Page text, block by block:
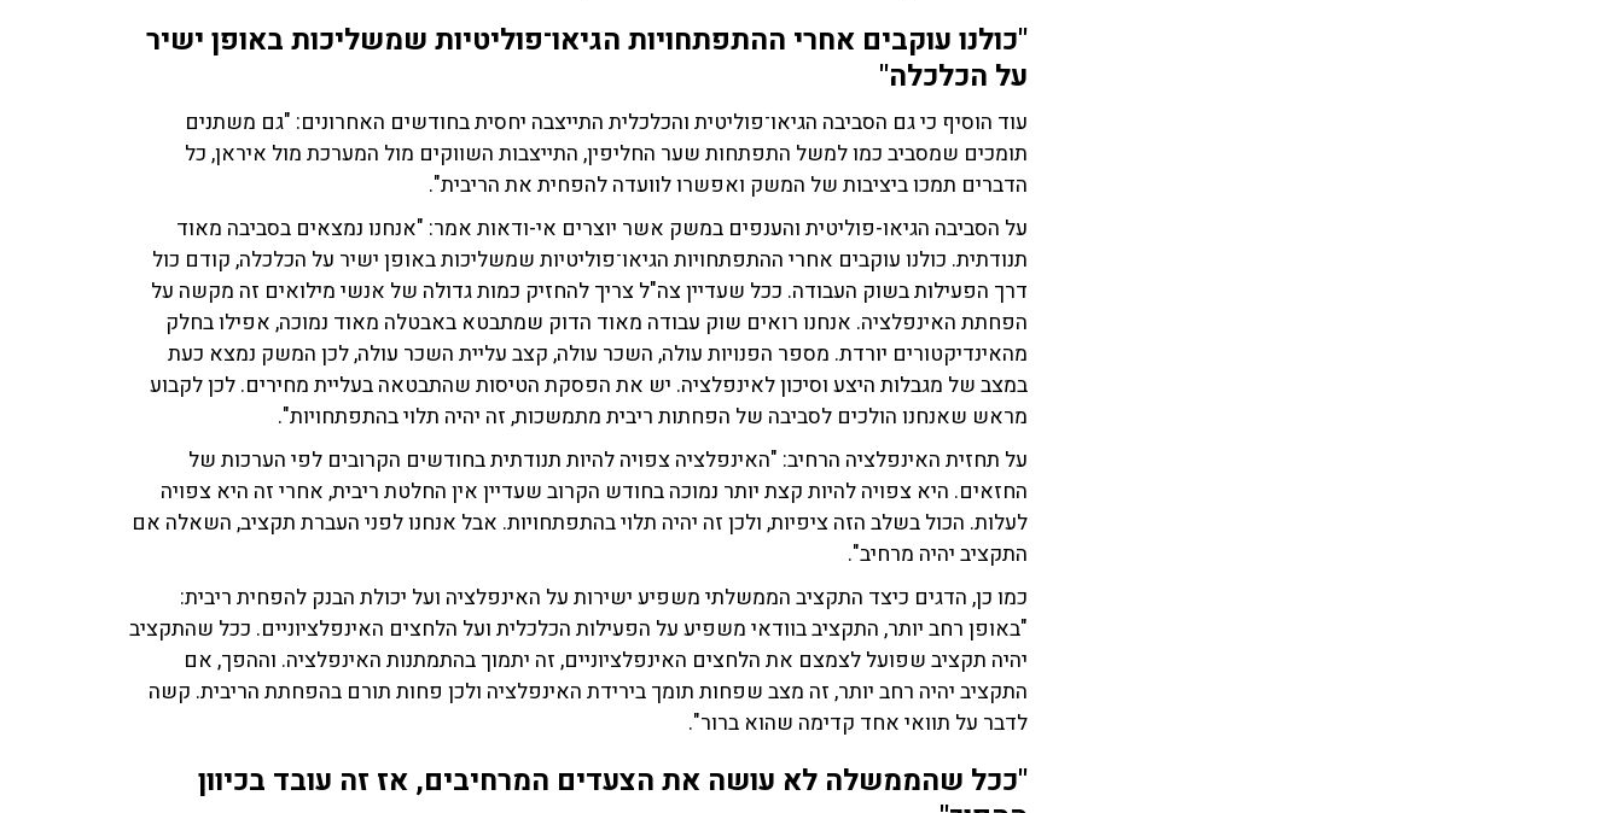
"כולנו עוקבים אחרי ההתפתחויות הגיאו־פוליטיות שמשליכות באופן ישיר
על הכלכלה"
עוד הוסיף כי גם הסביבה הגיאו־פוליטית והכלכלית התייצבה יחסית בחודשים האחרונים: "גם משתנים
תומכים שמסביב כמו למשל התפתחות שער החליפין, התייצבות השווקים מול המערכת מול איראן, כל
הדברים תמכו ביציבות של המשק ואפשרו לוועדה להפחית את הריבית".
על הסביבה הגיאו-פוליטית והענפים במשק אשר יוצרים אי-ודאות אמר: "אנחנו נמצאים בסביבה מאוד
תנודתית. כולנו עוקבים אחרי ההתפתחויות הגיאו־פוליטיות שמשליכות באופן ישיר על הכלכלה, קודם כול
דרך הפעילות בשוק העבודה. ככל שעדיין צה"ל צריך להחזיק כמות גדולה של אנשי מילואים זה מקשה על
הפחתת האינפלציה. אנחנו רואים שוק עבודה מאוד הדוק שמתבטא באבטלה מאוד נמוכה, אפילו בחלק
מהאינדיקטורים יורדת. מספר הפנויות עולה, השכר עולה, קצב עליית השכר עולה, לכן המשק נמצא כעת
במצב של מגבלות היצע וסיכון לאינפלציה. יש את הפסקת הטיסות שהתבטאה בעליית מחירים. לכן לקבוע
מראש שאנחנו הולכים לסביבה של הפחתות ריבית מתמשכות, זה יהיה תלוי בהתפתחויות".
על תחזית האינפלציה הרחיב: "האינפלציה צפויה להיות תנודתית בחודשים הקרובים לפי הערכות של
החזאים. היא צפויה להיות קצת יותר נמוכה בחודש הקרוב שעדיין אין החלטת ריבית, אחרי זה היא צפויה
לעלות. הכול בשלב הזה ציפיות, ולכן זה יהיה תלוי בהתפתחויות. אבל אנחנו לפני העברת תקציב, השאלה אם
התקציב יהיה מרחיב".
כמו כן, הדגים כיצד התקציב הממשלתי משפיע ישירות על האינפלציה ועל יכולת הבנק להפחית ריבית:
"באופן רחב יותר, התקציב בוודאי משפיע על הפעילות הכלכלית ועל הלחצים האינפלציוניים. ככל שהתקציב
יהיה תקציב שפועל לצמצם את הלחצים האינפלציוניים, זה יתמוך בהתמתנות האינפלציה. וההפך, אם
התקציב יהיה רחב יותר, זה מצב שפחות תומך בירידת האינפלציה ולכן פחות תורם בהפחתת הריבית. קשה
לדבר על תוואי אחד קדימה שהוא ברור".
"ככל שהממשלה לא עושה את הצעדים המרחיבים, אז זה עובד בכיוון